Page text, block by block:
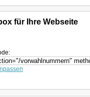
für Ihre Webseite